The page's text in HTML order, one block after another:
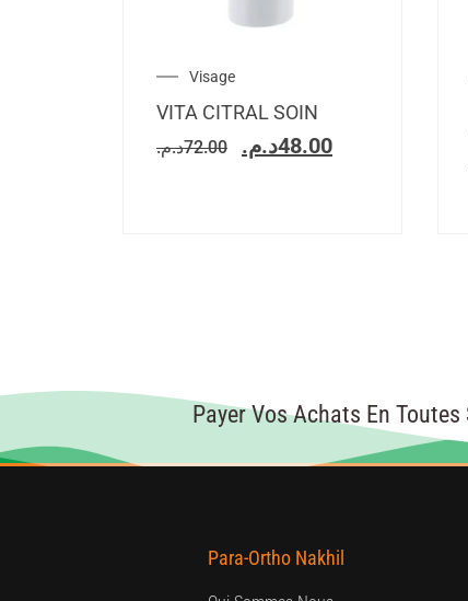
Visage
VITA CITRAL SOIN
72.00د.م. 48.00د.م.
Payer Vos Achats En Toutes
Para-Ortho Nakhil